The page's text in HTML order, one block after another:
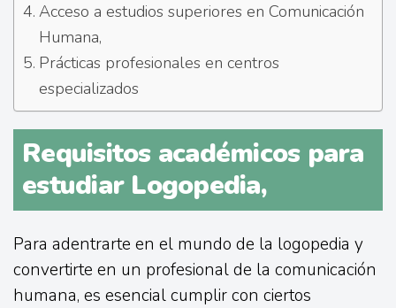
Acceso a estudios superiores en Comunicación
Humana,
Prácticas profesionales en centros
especializados
Requisitos académicos para
estudiar Logopedia,
Para adentrarte en el mundo de la logopedia y
convertirte en un profesional de la comunicación
humana, es esencial cumplir con ciertos